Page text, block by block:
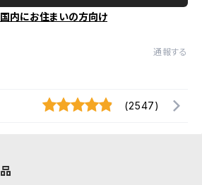
内にお住まいの方向け
通報する
(2547)